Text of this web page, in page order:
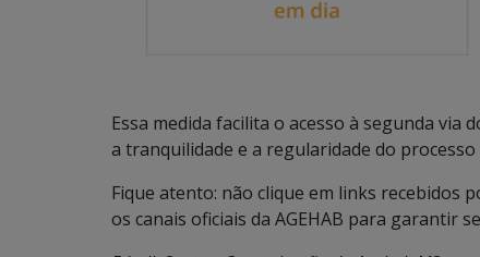
Essa medida facilita o acesso à segunda
a tranquilidade e a regularidade do
Fique atento: não clique em links recebidos
os canais oficiais da AGEHAB para garantir